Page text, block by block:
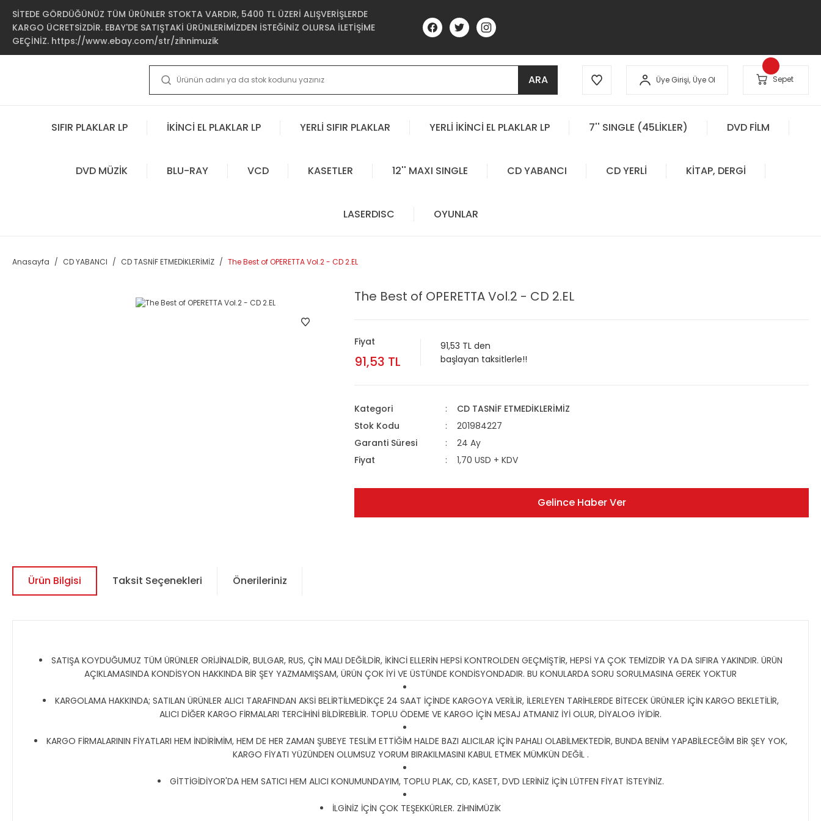
SİTEDE GÖRDÜĞÜNÜZ TÜM ÜRÜNLER STOKTA VARDIR, 5400 TL ÜZERİ ALIŞVERİŞLERDE
KARGO ÜCRETSİZDİR. EBAY'DE SATIŞTAKİ ÜRÜNLERİMİZDEN İSTEĞİNİZ OLURSA İLETİŞİME
GEÇİNİZ. https://www.ebay.com/str/zihnimuzik
ARA Üye Girişi, Üye Ol Sepet
SIFIR PLAKLAR LP İKİNCİ EL PLAKLAR LP YERLİ SIFIR PLAKLAR YERLİ İKİNCİ EL PLAKLAR LP 7'' SINGLE (45LİKLER) DVD FİLM
DVD MÜZİK BLU-RAY VCD KASETLER 12'' MAXI SINGLE CD YABANCI CD YERLİ KİTAP, DERGİ
LASERDISC OYUNLAR
Anasayfa CD YABANCI CD TASNİF ETMEDİKLERİMİZ The Best of OPERETTA Vol.2 - CD 2.EL
The Best of OPERETTA Vol.2 - CD 2.EL
Fiyat
91,53 TL
91,53 TL den
başlayan taksitlerle!!
Kategori
CD TASNİF ETMEDİKLERİMİZ
Stok Kodu
201984227
Garanti Süresi
24 Ay
Fiyat
1,70 USD + KDV
Gelince Haber Ver
Ürün Bilgisi Taksit Seçenekleri Önerileriniz
SATIŞA KOYDUĞUMUZ TÜM ÜRÜNLER ORİJİNALDİR, BULGAR, RUS, ÇİN MALI DEĞİLDİR, İKİNCİ ELLERİN HEPSİ KONTROLDEN GEÇMİŞTİR, HEPSİ YA ÇOK TEMİZDİR YA DA SIFIRA YAKINDIR. ÜRÜN
AÇIKLAMASINDA KONDİSYON HAKKINDA BİR ŞEY YAZMAMIŞSAM, ÜRÜN ÇOK İYİ VE ÜSTÜNDE KONDİSYONDADIR. BU KONULARDA SORU SORULMASINA GEREK YOKTUR
KARGOLAMA HAKKINDA; SATILAN ÜRÜNLER ALICI TARAFINDAN AKSİ BELİRTİLMEDİKÇE 24 SAAT İÇİNDE KARGOYA VERİLİR, İLERLEYEN TARİHLERDE BİTECEK ÜRÜNLER İÇİN KARGO BEKLETİLİR,
ALICI DİĞER KARGO FİRMALARI TERCİHİNİ BİLDİREBİLİR. TOPLU ÖDEME VE KARGO İÇİN MESAJ ATMANIZ İYİ OLUR, DİYALOG İYİDİR.
KARGO FİRMALARININ FİYATLARI HEM İNDİRİMİM, HEM DE HER ZAMAN ŞUBEYE TESLİM ETTİĞİM HALDE BAZI ALICILAR İÇİN PAHALI OLABİLMEKTEDİR, BUNDA BENİM YAPABİLECEĞİM BİR ŞEY YOK,
KARGO FİYATI YÜZÜNDEN OLUMSUZ YORUM BIRAKILMASINI KABUL ETMEK MÜMKÜN DEĞİL .
GİTTİGİDİYOR'DA HEM SATICI HEM ALICI KONUMUNDAYIM, TOPLU PLAK, CD, KASET, DVD LERİNİZ İÇİN LÜTFEN FİYAT İSTEYİNİZ.
İLGİNİZ İÇİN ÇOK TEŞEKKÜRLER. ZİHNİMÜZİK